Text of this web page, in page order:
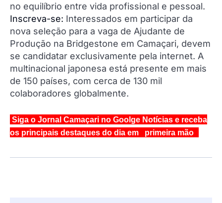
no equilíbrio entre vida profissional e pessoal.
Inscreva-se: Interessados em participar da
nova seleção para a vaga de Ajudante de
Produção na Bridgestone em Camaçari, devem
se candidatar exclusivamente pela internet. A
multinacional japonesa está presente em mais
de 150 países, com cerca de 130 mil
colaboradores globalmente.
Siga o Jornal Camaçari no Goolge Notícias e receba
os principais destaques do dia em primeira mão